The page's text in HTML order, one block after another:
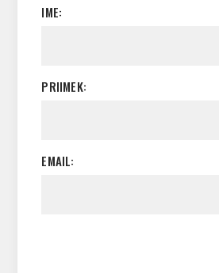
IME:
PRIIMEK:
EMAIL: